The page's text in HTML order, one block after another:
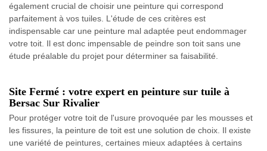
également crucial de choisir une peinture qui correspond
parfaitement à vos tuiles. L'étude de ces critères est
indispensable car une peinture mal adaptée peut endommager
votre toit. Il est donc impensable de peindre son toit sans une
étude préalable du projet pour déterminer sa faisabilité.
Site Fermé : votre expert en peinture sur tuile à
Bersac Sur Rivalier
Pour protéger votre toit de l'usure provoquée par les mousses et
les fissures, la peinture de toit est une solution de choix. Il existe
une variété de peintures, certaines mieux adaptées à certains